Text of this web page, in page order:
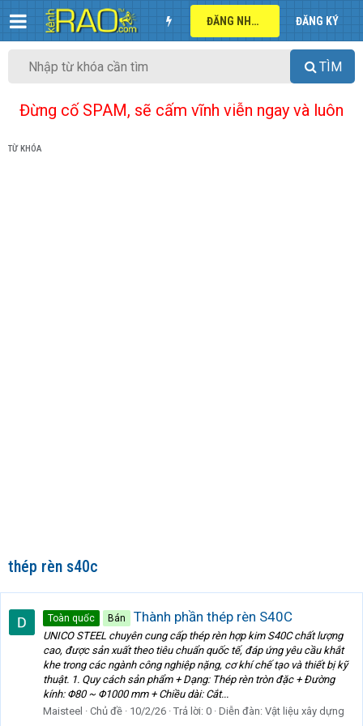
ĐĂNG NHẬP ĐĂNG KÝ
TÌM
Đừng cố SPAM, sẽ cấm vĩnh viễn ngay và luôn
TỪ KHÓA
thép rèn s40c
Toàn quốc Bán Thành phần thép rèn S40C
UNICO STEEL chuyên cung cấp thép rèn hợp kim S40C chất lượng
cao, được sản xuất theo tiêu chuẩn quốc tế, đáp ứng yêu cầu khắt
khe trong các ngành công nghiệp nặng, cơ khí chế tạo và thiết bị kỹ
thuật. 1. Quy cách sản phẩm + Dạng: Thép rèn tròn đặc + Đường
kính: Φ80 ~ Φ1000 mm + Chiều dài: Cắt...
Maisteel
Chủ đề 10/2/26 Trả lời: 0 Diễn đàn: Vật liệu xây dựng